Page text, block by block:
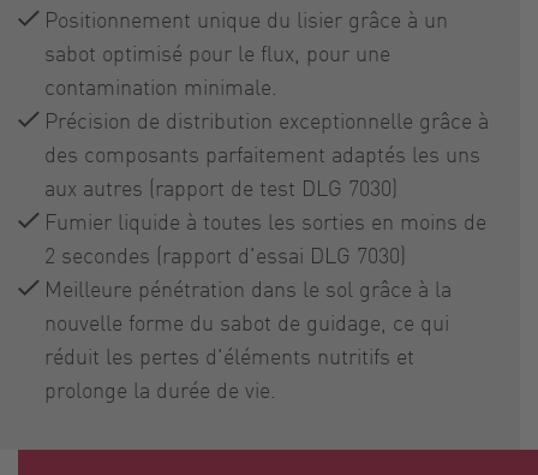
Positionnement unique du lisier grâce à un
sabot optimisé pour le flux, pour une
contamination minimale.
Précision de distribution exceptionnelle grâce à
des composants parfaitement adaptés les uns
aux autres (rapport de test DLG 7030)
Fumier liquide à toutes les sorties en moins de
2 secondes (rapport d'essai DLG 7030)
Meilleure pénétration dans le sol grâce à la
nouvelle forme du sabot de guidage, ce qui
réduit les pertes d'éléments nutritifs et
prolonge la durée de vie.